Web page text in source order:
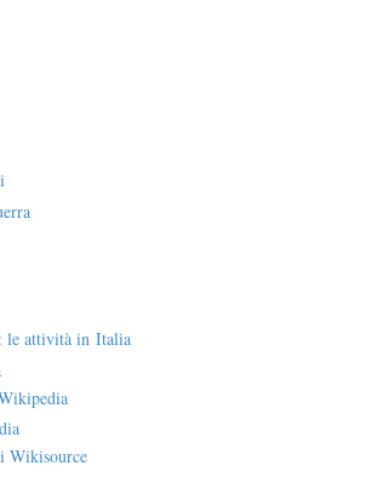
le attività in Italia
Wikisource